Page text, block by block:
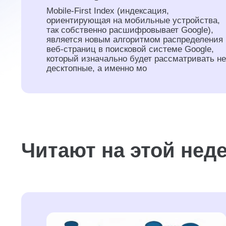
Mobile-First Index (индексация,
ориентирующая на мобильные устройства,
так собственно расшифровывает Google),
является новым алгоритмом распределения
веб-страниц в поисковой системе Google,
который изначально будет рассматривать не
десктопные, а именно мо
Читают на этой